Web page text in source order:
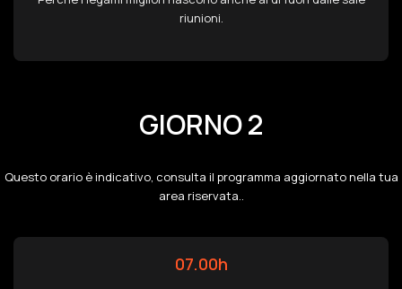
riunioni.
GIORNO 2
Questo orario è indicativo, consulta il programma aggiornato nella tua
area riservata..
07.00h